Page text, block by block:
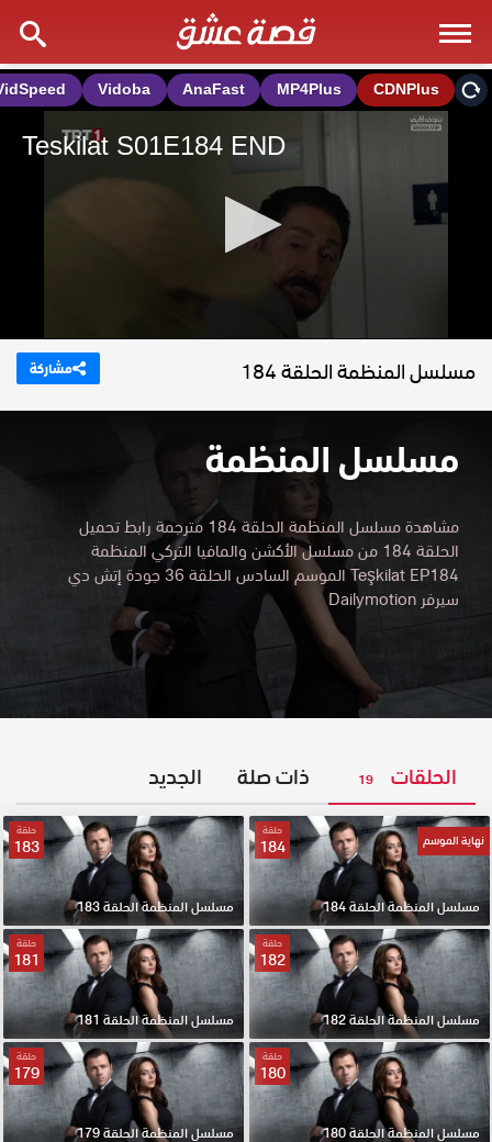
مسلسل المنظمة الحلقة 184 مشاركة
مسلسل المنظمة
مشاهدة مسلسل المنظمة الحلقة 184 مترجمة رابط تحميل
الحلقة 184 من مسلسل الأكشن والمافيا التركي المنظمة
Teşkilat EP184 الموسم السادس الحلقة 36 جودة إتش دي
سيرفر Dailymotion
الحلقات 19 ذات صلة الجديد
نهاية الموسم
حلقة
184
مسلسل المنظمة الحلقة 184
حلقة
183
مسلسل المنظمة الحلقة 183
حلقة
182
مسلسل المنظمة الحلقة 182
حلقة
181
مسلسل المنظمة الحلقة 181
حلقة
180
مسلسل المنظمة الحلقة 180
حلقة
179
مسلسل المنظمة الحلقة 179